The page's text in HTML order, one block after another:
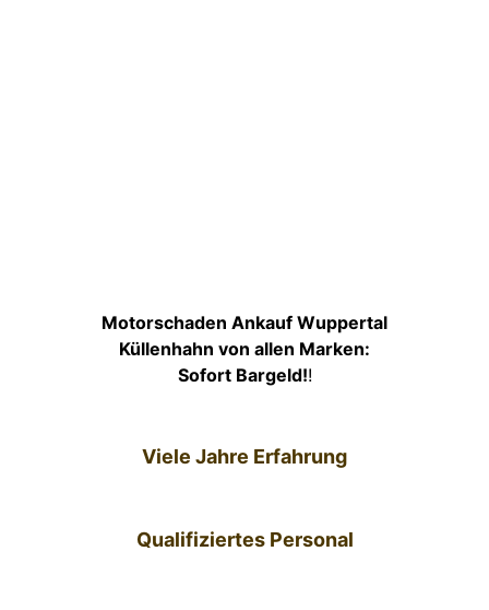
Motorschaden Ankauf Wuppertal
Küllenhahn von allen Marken:
Sofort Bargeld!!
Viele Jahre Erfahrung
Qualifiziertes Personal